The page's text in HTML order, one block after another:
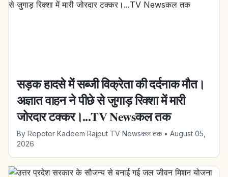
सड़क हादसे में सब्जी विक्रेता की दर्दनाक मौत।
अज्ञात वाहन ने पीछे से जुगाड़ रिक्शा में मारी
जोरदार टक्कर।...TV Newsकल तक
By Repoter Kadeem Rajput TV Newsकल तक• August 05,
2026